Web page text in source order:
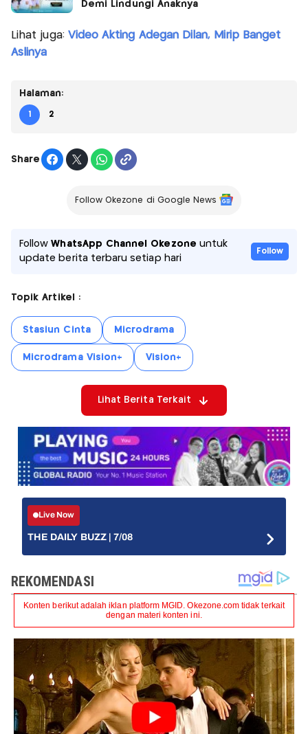
Demi Lindungi Anaknya
Lihat juga: Video Akting Adegan Dilan, Mirip Banget
Aslinya
Halaman:
1 2
Share
Follow Okezone di Google News
FollowWhatsApp Channel Okezone untuk
update berita terbaru setiap hari
Follow
Topik Artikel :
Stasiun Cinta Microdrama
Microdrama Vision+ Vision+
Lihat Berita Terkait
Live Now
THE DAILY BUZZ | 7/08